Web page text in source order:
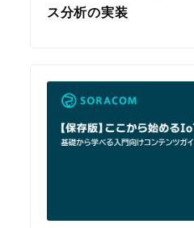
ス分析の実装